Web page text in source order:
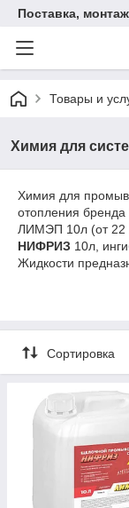
Поставка,
Товары и
Химия для
Химия для
отопления бренда
ЛИМЭП 10л (от 22
НИФРИЗ 10л,
Жидкости
коррозионных
Сортировка